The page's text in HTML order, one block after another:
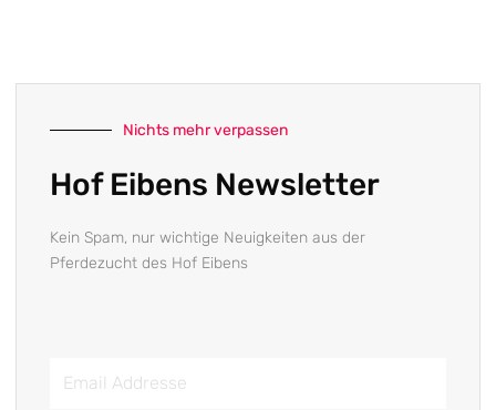
Nichts mehr verpassen
Hof Eibens Newsletter
Kein Spam, nur wichtige Neuigkeiten aus der
Pferdezucht des Hof Eibens
Email